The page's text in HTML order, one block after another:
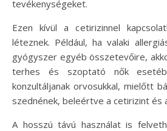
tevékenységeket.
Ezen kívül a cetirizinnel
léteznek. Például, ha valaki
gyógyszer egyéb összetevőire,
terhes és szoptató nők
konzultáljanak orvosukkal, mielőtt
szednének, beleértve a cetirizint és
A hosszú távú használat is